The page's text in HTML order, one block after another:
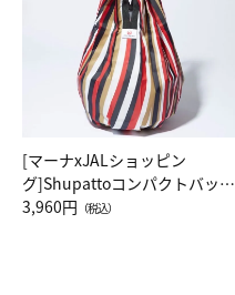
[マーナxJALショッピン
グ]Shupattoコンパクトバッグ
Drop JAL客室乗務員（LC）ス
3,960円 （税込）